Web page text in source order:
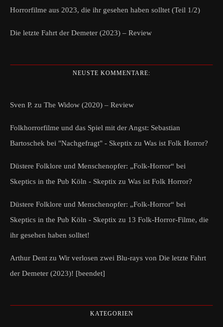
Horrorfilme aus 2023, die ihr gesehen haben solltet (Teil 1/2)
Die letzte Fahrt der Demeter (2023) – Review
NEUSTE KOMMENTARE:
Sven P. zu The Widow (2020) – Review
Folkhorrorfilme und das Spiel mit der Angst: Sebastian
Bartoschek bei "Nachgefragt" - Skeptix zu Was ist Folk Horror?
Düstere Folklore und Menschenopfer: „Folk-Horror“ bei
Skeptics in the Pub Köln - Skeptix zu Was ist Folk Horror?
Düstere Folklore und Menschenopfer: „Folk-Horror“ bei
Skeptics in the Pub Köln - Skeptix zu 13 Folk-Horror-Filme, die
ihr gesehen haben solltet!
Arthur Dent zu Wir verlosen zwei Blu-rays von Die letzte Fahrt
der Demeter (2023)! [beendet]
KATEGORIEN